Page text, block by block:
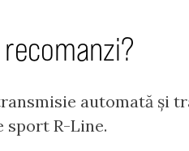
automată și
sport R-Line.